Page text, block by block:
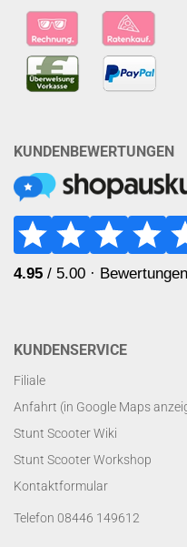
KUNDENBEWERTUNGEN
KUNDENSERVICE
Filiale
Anfahrt (in Google Maps
Stunt Scooter Wiki
Stunt Scooter Workshop
Kontaktformular
Telefon 08446 149612